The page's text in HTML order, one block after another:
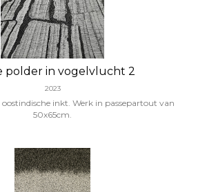
polder in vogelvlucht 2
2023
inkt. Werk in passepartout van
50x65cm.